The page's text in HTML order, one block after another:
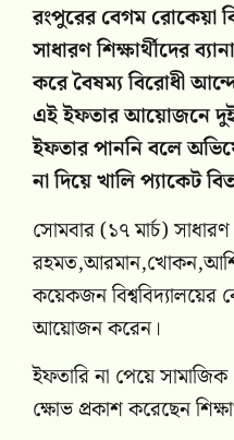
রংপুরের বেগম রোকেয়া
সাধারণ শিক্ষার্থীদের
করে বৈষম্য বিরোধী
এই ইফতার আয়োজনে দুই
ইফতার পাননি বলে
না দিয়ে খালি প্যাকেট
সোমবার (১৭ মার্চ) সাধারণ
কয়েকজন বিশ্ববিদ্যালয়ের
আয়োজন করেন।
ইফতারি না পেয়ে
ক্ষোভ প্রকাশ করেছেন